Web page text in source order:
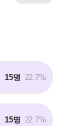
15명 22.7%
15명 22.7%